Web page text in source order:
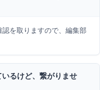
を取りますので、編集部
るけど、繋がりませ